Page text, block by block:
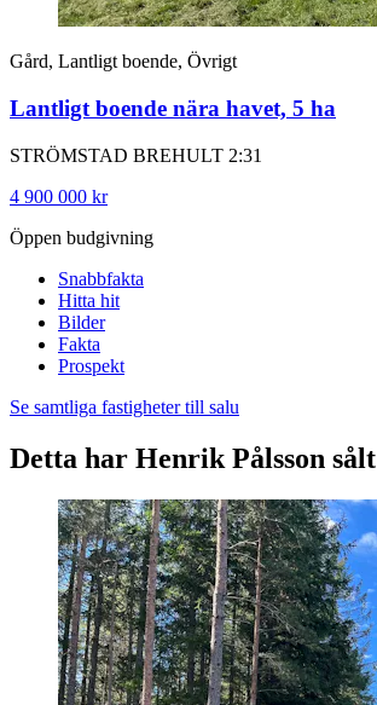
Gård, Lantligt boende, Övrigt
Lantligt boende nära havet, 5 ha
STRÖMSTAD BREHULT 2:31
4 900 000 kr
Öppen budgivning
Snabbfakta
Hitta hit
Bilder
Fakta
Prospekt
Se samtliga fastigheter till salu
Detta har Henrik Pålsson sålt